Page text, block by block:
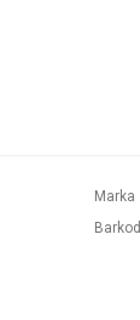
Marka
Barkod